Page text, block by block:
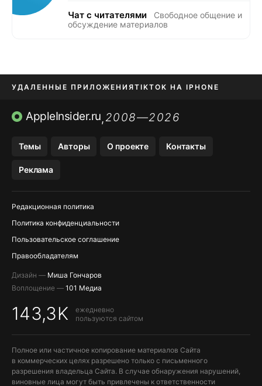
Чат с читателями
Свободное общение и
обсуждение материалов
УДАЛЕННЫЕ ПРИЛОЖЕНИЯTIKTOK НА IPHONE
ПРИЛОЖЕНИЯ БЕЗ APP STORE
AppleInsider.ru,2008—2026
Темы Авторы О проекте Контакты
Реклама
Редакционная политика
Политика конфиденциальности
Пользовательское соглашение
Правообладателям
Дизайн — Миша Гончаров
Воплощение — 101 Медиа
143,3K
ежедневно
пользуются сайтом
Полное или частичное копирование материалов Сайта
в коммерческих целях разрешено только с письменного
разрешения владельца Сайта. В случае обнаружения нарушений,
виновные лица могут быть привлечены к ответственности